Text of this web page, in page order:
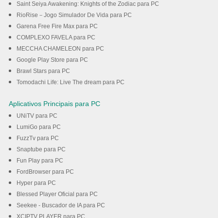
Saint Seiya Awakening: Knights of the Zodiac para PC
RioRise－Jogo Simulador De Vida para PC
Garena Free Fire Max para PC
COMPLEXO FAVELA para PC
MECCHA CHAMELEON para PC
Google Play Store para PC
Brawl Stars para PC
Tomodachi Life: Live The dream para PC
Aplicativos Principais para PC
UNiTV para PC
LumiGo para PC
FuzzTv para PC
Snaptube para PC
Fun Play para PC
FordBrowser para PC
Hyper para PC
Blessed Player Oficial para PC
Seekee - Buscador de IA para PC